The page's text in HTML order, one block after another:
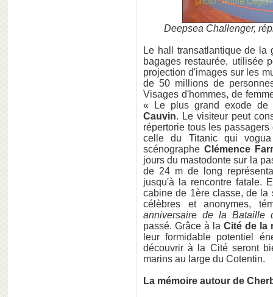
Deepsea Challenger,
Le hall transatlantique de
bagages restaurée, utilisée
projection d'images sur les
de 50 millions de
Visages d'hommes, de
« Le plus grand exode
Cauvin. Le visiteur peut
répertorie tous les
celle du Titanic qui
scénographeClémence
jours du mastodonte sur la
de 24 m de long
jusqu'à la rencontre fatale.
cabine de 1ère classe, de la
célèbres et anonymes,
anniversaire de la Bataille
passé. Grâce à laCité de la
leur formidable potentiel
découvrir à la Cité seront
marins au large du Cotentin.
La mémoire autour de